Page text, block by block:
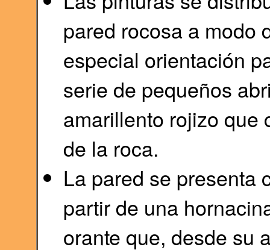
pared rocosa a modo
especial orientación
serie de pequeños
amarillento rojizo que
de la roca.
La pared se presenta
partir de una
orante que, desde su